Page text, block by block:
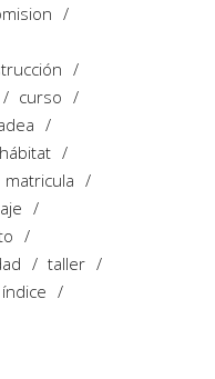
curso
hábitat
matricula
taller
índice